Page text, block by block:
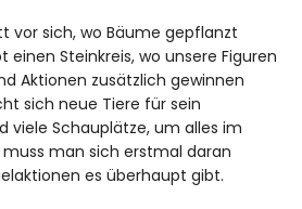
vor sich, wo Bäume gepflanzt
einen Steinkreis, wo unsere Figuren
Aktionen zusätzlich gewinnen
sich neue Tiere für sein
viele Schauplätze, um alles im
man sich erstmal daran
es überhaupt gibt.